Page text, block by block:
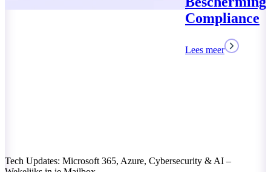
Tech Updates: Microsoft 365, Azure, Cybersecurity & AI –